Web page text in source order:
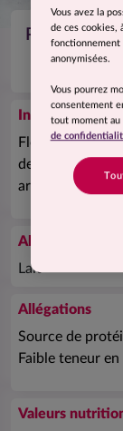
Purée de
Ingrédients
Flocons de
de manioc, sel,
aromatiques
Allergènes
Lait
Allégations
Source de
Faible teneur
Valeurs
Vous avez la
de ces cookies,
fonctionnement
anonymisées.
Vous pourrez
consentement
tout moment au
de